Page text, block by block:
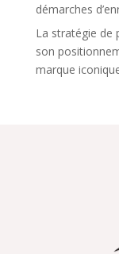
démarches
La stratégie de
son
marque